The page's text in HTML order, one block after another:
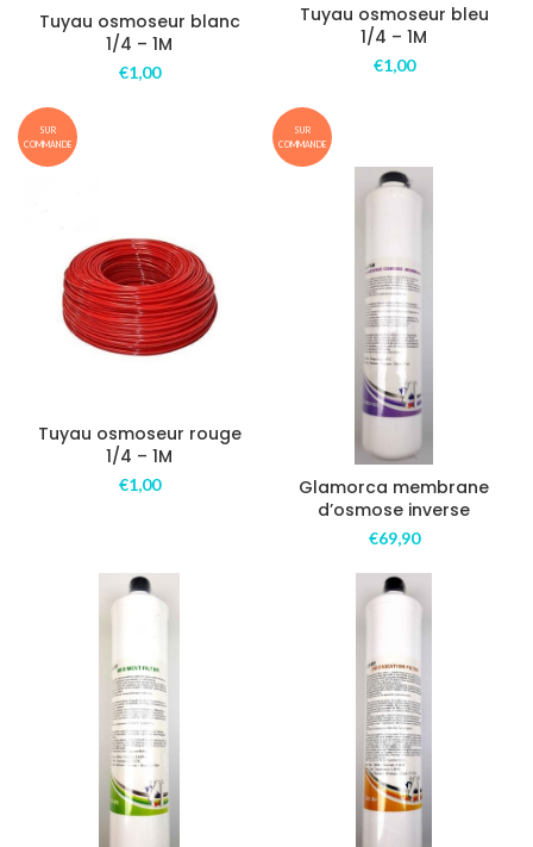
Tuyau osmoseur blanc
1/4 – 1M
€1,00
Tuyau osmoseur bleu
1/4 – 1M
€1,00
SUR
COMMANDE
Tuyau osmoseur rouge
1/4 – 1M
€1,00
SUR
COMMANDE
Glamorca membrane
d’osmose inverse
€69,90